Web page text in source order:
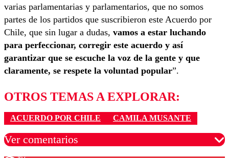
varias parlamentarias y parlamentarios, que no somos
partes de los partidos que suscribieron este Acuerdo por
Chile, que sin lugar a dudas, vamos a estar luchando
para perfeccionar, corregir este acuerdo y así
garantizar que se escuche la voz de la gente y que
claramente, se respete la voluntad popular”.
OTROS TEMAS A EXPLORAR:
ACUERDO POR CHILE CAMILA MUSANTE
Ver comentarios